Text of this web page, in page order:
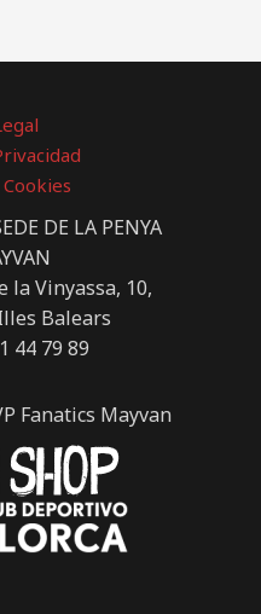
DE LA PENYA
la Vinyassa, 10,
Balears
44 79 89
Fanatics Mayvan